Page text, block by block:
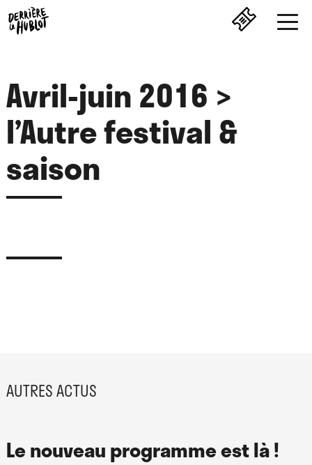
Avril-juin 2016 >
l’Autre festival &
saison
AUTRES ACTUS
Le nouveau programme est là !